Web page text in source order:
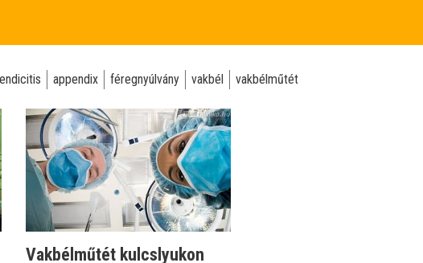
appendix féregnyúlvány vakbél vakbélműtét
Vakbélműtét kulcslyukon